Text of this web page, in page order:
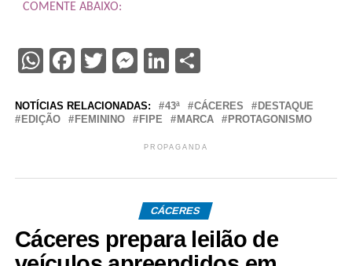
COMENTE ABAIXO:
WhatsApp
Facebook
Twitter
Messenger
LinkedIn
Share
NOTÍCIAS RELACIONADAS: 43ª CÁCERES
DESTAQUE
EDIÇÃO
FEMININO FIPE MARCA PROTAGONISMO
PROPAGANDA
CÁCERES
Cáceres prepara leilão de